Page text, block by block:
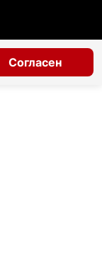
Согласен